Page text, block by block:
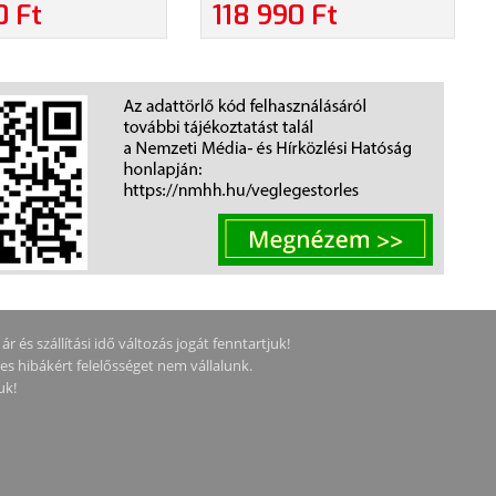
16:9,
350CD, 1MS,
FEKETE SZÍNBEN
Ft
(VG34VQ3B) - 34" WQHD
(3440X1440), 180HZ, 21:9,
1MS, 2XHDMI, DISPLAYPORT,
4XUSB TYPE-A, 3 ÉV
GARANCIA, FEKETE SZÍNBEN
118 990 Ft
és szállítási idő változás jogát fenntartjuk!
hibákért felelősséget nem vállalunk.